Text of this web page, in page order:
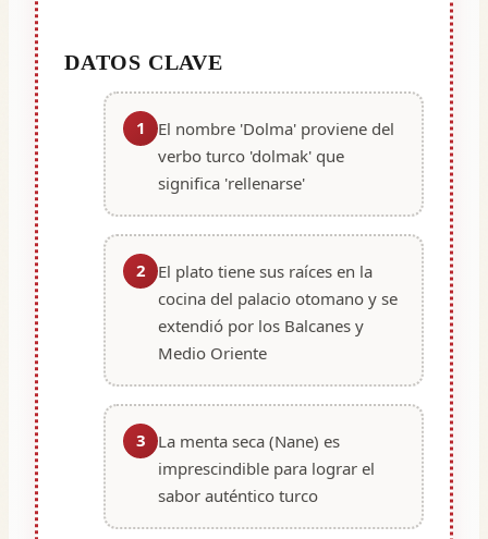
DATOS CLAVE
1
El nombre 'Dolma' proviene del
verbo turco 'dolmak' que
significa 'rellenarse'
2
El plato tiene sus raíces en la
cocina del palacio otomano y se
extendió por los Balcanes y
Medio Oriente
3
La menta seca (Nane) es
imprescindible para lograr el
sabor auténtico turco